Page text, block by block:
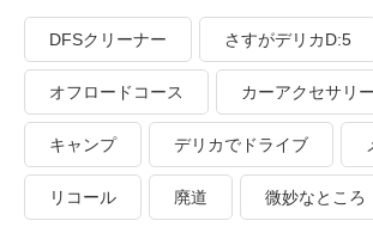
DFSクリーナー さすがデリカD:5
オフロードコース カーアクセサリ
キャンプ デリカでドライブ
リコール 廃道 微妙なところ